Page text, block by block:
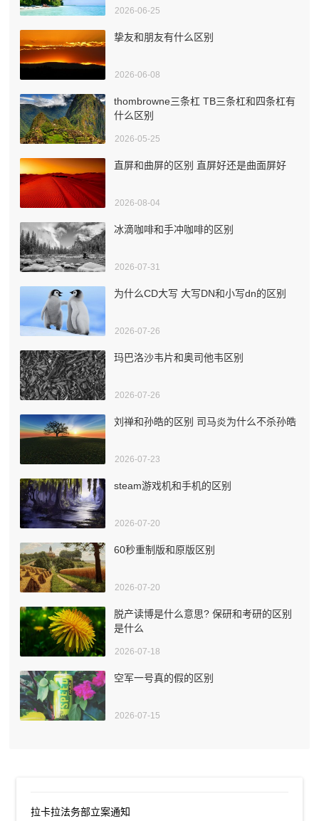
2026-06-25
挚友和朋友有什么区别
2026-06-08
thombrowne三条杠 TB三条杠和四条杠有
什么区别
2026-05-25
直屏和曲屏的区别 直屏好还是曲面屏好
2026-08-04
冰滴咖啡和手冲咖啡的区别
2026-07-31
为什么CD大写 大写DN和小写dn的区别
2026-07-26
玛巴洛沙韦片和奥司他韦区别
2026-07-26
刘禅和孙皓的区别 司马炎为什么不杀孙皓
2026-07-23
steam游戏机和手机的区别
2026-07-20
60秒重制版和原版区别
2026-07-20
脱产读博是什么意思? 保研和考研的区别
是什么
2026-07-18
空军一号真的假的区别
2026-07-15
拉卡拉法务部立案通知